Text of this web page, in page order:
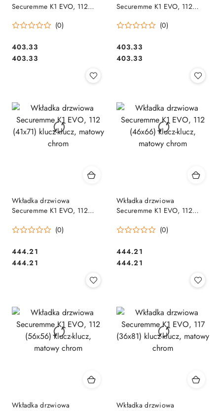
Securemme K1 EVO, 112
chrom
(0)
Cena:
403.33
Cena:
403.33
Securemme K1 EVO, 112
chrom
(0)
Cena:
403.33
Cena:
403.33
Wkładka drzwiowa
Securemme K1 EVO, 112
chrom
(0)
Cena:
444.21
Cena:
444.21
Wkładka drzwiowa
Securemme K1 EVO, 112
chrom
(0)
Cena:
444.21
Cena:
444.21
Wkładka drzwiowa
Wkładka drzwiowa